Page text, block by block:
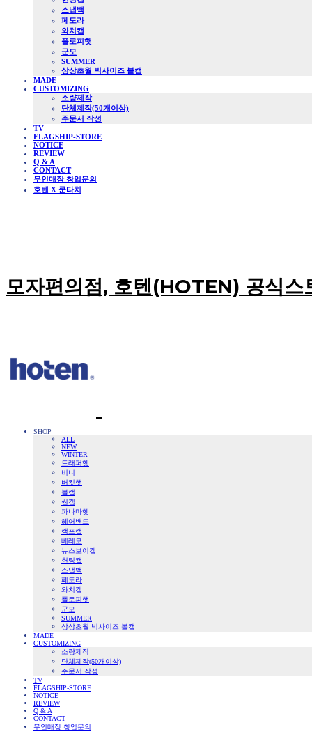
스냅백
페도라
와치캡
플로피햇
군모
SUMMER
상상초월 빅사이즈 볼캡
MADE
CUSTOMIZING
소량제작
단체제작(50개이상)
주문서 작성
TV
FLAGSHIP-STORE
NOTICE
REVIEW
Q & A
CONTACT
무인매장 창업문의
호텐 X 쿤타치
모자편의점, 호텐(HOTEN) 공식스
SHOP
ALL
NEW
WINTER
트래퍼햇
비니
버킷햇
볼캡
썬캡
파나마햇
헤어밴드
캠프캡
베레모
뉴스보이캡
헌팅캡
스냅백
페도라
와치캡
플로피햇
군모
SUMMER
상상초월 빅사이즈 볼캡
MADE
CUSTOMIZING
소량제작
단체제작(50개이상)
주문서 작성
TV
FLAGSHIP-STORE
NOTICE
REVIEW
Q & A
CONTACT
무인매장 창업문의